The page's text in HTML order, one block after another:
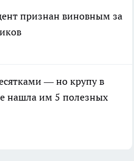
признан виновным за
— но крупу в
нашла им 5 полезных